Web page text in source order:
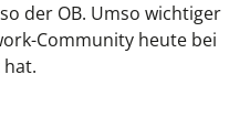
der OB. Umso wichtiger
Community heute bei